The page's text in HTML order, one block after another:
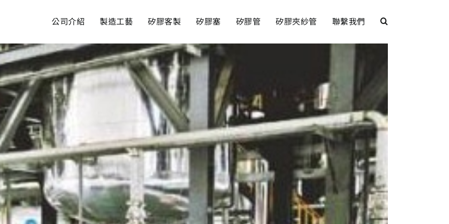
公司介紹 製造工藝 矽膠客製 矽膠塞 矽膠管 矽膠夾紗管 聯繫我們